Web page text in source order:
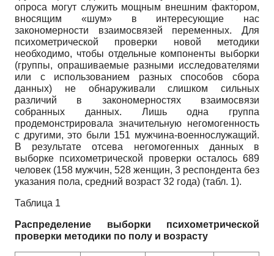
опроса могут служить мощным внешним фактором,
вносящим «шум» в интересующие нас
закономерности взаимосвязей переменных. Для
психометрической проверки новой методики
необходимо, чтобы отдельные компоненты выборки
(группы, опрашиваемые разными исследователями
или с использованием разных способов сбора
данных) не обнаруживали слишком сильных
различий в закономерностях взаимосвязи
собранных данных. Лишь одна группа
продемонстрировала значительную негомогенность
с другими, это были 151 мужчина-военнослужащий.
В результате отсева негомогенных данных в
выборке психометрической проверки осталось 689
человек (158 мужчин, 528 женщин, 3 респондента без
указания пола, средний возраст 32 года) (табл. 1).
Таблица 1
Распределение выборки психометрической
проверки методики по полу и возрасту